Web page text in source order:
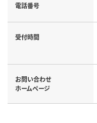
電話番号
受付時間
お問い合わせ
ホームページ